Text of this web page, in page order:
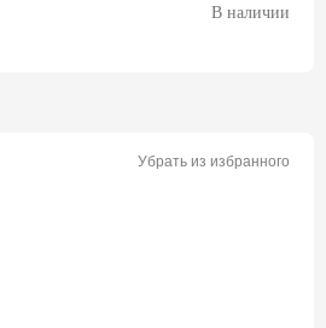
В наличии
Убрать из избранного